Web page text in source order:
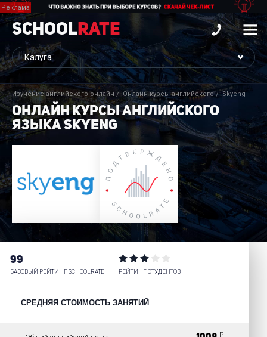
School Rate
Изучение английского онлайн Онлайн курсы английского Skyeng
ОНЛАЙН КУРСЫ АНГЛИЙСКОГО
ЯЗЫКА SKYENG
99
БАЗОВЫЙ РЕЙТИНГ SCHOOLRATE РЕЙТИНГ СТУДЕНТОВ
СРЕДНЯЯ СТОИМОСТЬ ЗАНЯТИЙ
P